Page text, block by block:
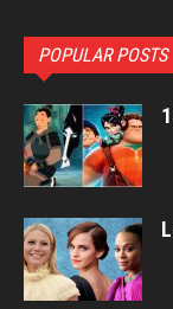
POPULAR POSTS